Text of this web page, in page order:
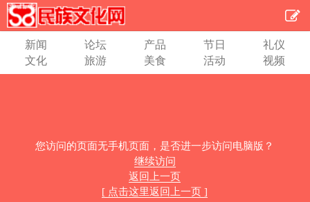
新闻 论坛 产品 节日
礼仪
文化
旅游 美食 活动 视频
您访问的页面无手机页面，是否进一步访问电脑版？
继续访问
返回上一页
[ 点击这里返回上一页 ]